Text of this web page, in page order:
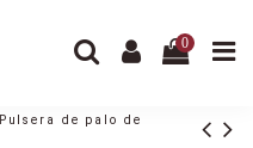
0
Pulsera de palo de